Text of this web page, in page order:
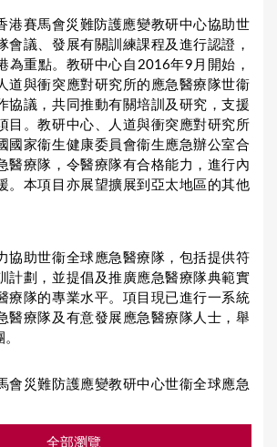
港賽馬會災難防護應變教研中心協助世
會議、發展有關訓練課程及進行認證，
為重點。教研中心自2016年9月開始，
道與衝突應對研究所的應急醫療隊世衞
協議，共同推動有關培訓及研究，支援
目。教研中心、人道與衝突應對研究所
國家衞生健康委員會衞生應急辦公室合
醫療隊，令醫療隊有合格能力，進行內
。本項目亦展望擴展到亞太地區的其他
協助世衞全球應急醫療隊，包括提供符
計劃，並提倡及推廣應急醫療隊典範實
療隊的專業水平。項目現已進行一系統
醫療隊及有意發展應急醫療隊人士，舉
會災難防護應變教研中心世衞全球應急
全部瀏覽